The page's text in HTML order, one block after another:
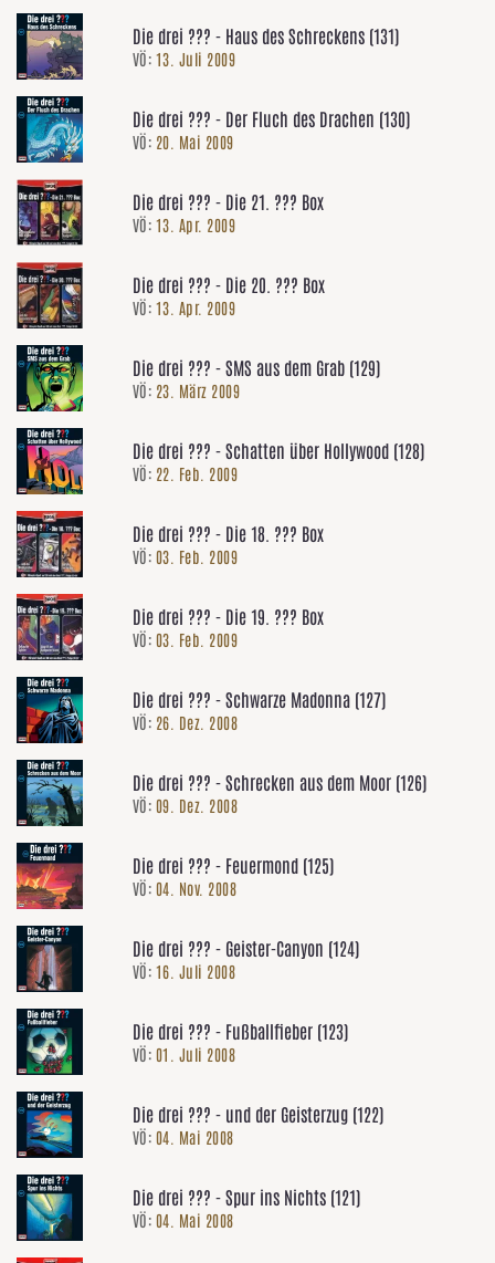
Die drei ??? - Haus des Schreckens (131)
VÖ: 13. Juli 2009
Die drei ??? - Der Fluch des Drachen (130)
VÖ: 20. Mai 2009
Die drei ??? - Die 21. ??? Box
VÖ: 13. Apr. 2009
Die drei ??? - Die 20. ??? Box
VÖ: 13. Apr. 2009
Die drei ??? - SMS aus dem Grab (129)
VÖ: 23. März 2009
Die drei ??? - Schatten über Hollywood (128)
VÖ: 22. Feb. 2009
Die drei ??? - Die 18. ??? Box
VÖ: 03. Feb. 2009
Die drei ??? - Die 19. ??? Box
VÖ: 03. Feb. 2009
Die drei ??? - Schwarze Madonna (127)
VÖ: 26. Dez. 2008
Die drei ??? - Schrecken aus dem Moor (126)
VÖ: 09. Dez. 2008
Die drei ??? - Feuermond (125)
VÖ: 04. Nov. 2008
Die drei ??? - Geister-Canyon (124)
VÖ: 16. Juli 2008
Die drei ??? - Fußballfieber (123)
VÖ: 01. Juli 2008
Die drei ??? - und der Geisterzug (122)
VÖ: 04. Mai 2008
Die drei ??? - Spur ins Nichts (121)
VÖ: 04. Mai 2008